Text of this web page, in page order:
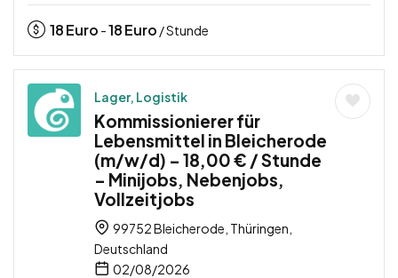
18Euro -18Euro / Stunde
Lager, Logistik
Kommissionierer für
Lebensmittel in Bleicherode
(m/w/d) – 18,00 € / Stunde
– Minijobs, Nebenjobs,
Vollzeitjobs
99752 Bleicherode, Thüringen,
Deutschland
02/08/2026